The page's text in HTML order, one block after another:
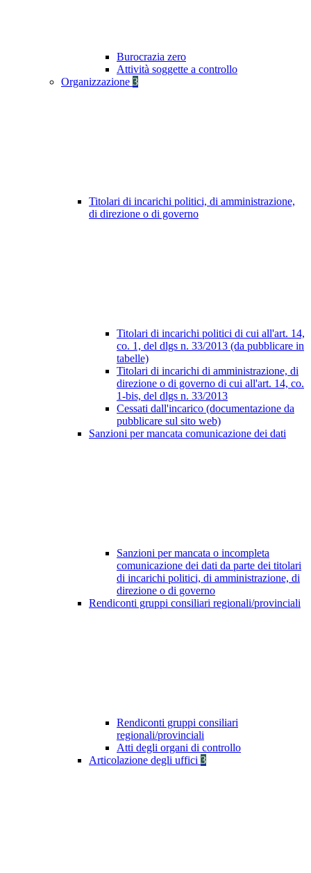
Burocrazia zero
Attività soggette a controllo
Organizzazione 3
Titolari di incarichi politici, di amministrazione,
di direzione o di governo
Titolari di incarichi politici di cui all'art. 14,
co. 1, del dlgs n. 33/2013 (da pubblicare in
tabelle)
Titolari di incarichi di amministrazione, di
direzione o di governo di cui all'art. 14, co.
1-bis, del dlgs n. 33/2013
Cessati dall'incarico (documentazione da
pubblicare sul sito web)
Sanzioni per mancata comunicazione dei dati
Sanzioni per mancata o incompleta
comunicazione dei dati da parte dei titolari
di incarichi politici, di amministrazione, di
direzione o di governo
Rendiconti gruppi consiliari regionali/provinciali
Rendiconti gruppi consiliari
regionali/provinciali
Atti degli organi di controllo
Articolazione degli uffici 3